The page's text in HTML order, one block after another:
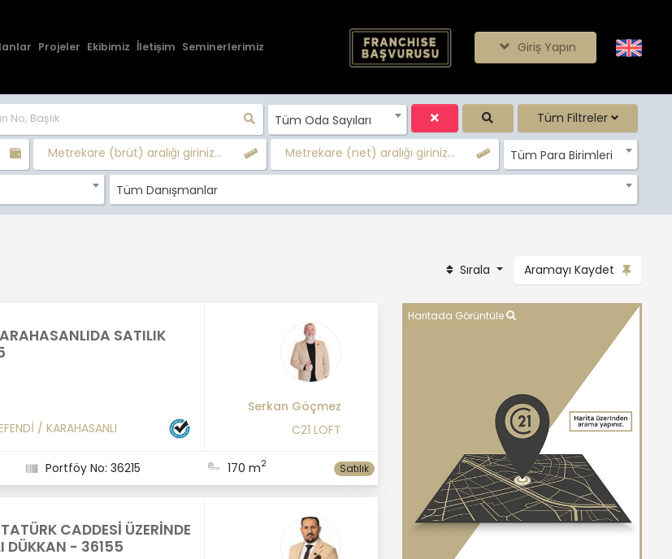
Projeler Ekibimiz İletişim Seminerlerimiz Giriş Yapın
Tüm Oda Sayıları Tüm Filtreler
Metrekare (brüt) aralığı giriniz... Metrekare (net) aralığı giriniz... Tüm Para Birimleri
Tüm Danışmanlar
Sırala Aramayı Kaydet
SATILIK
/ KARAHASANLI
Serkan Göçmez
C21 LOFT
Portföy No: 36215 170 m2 Satılık
CADDESİ ÜZERİNDE
DÜKKAN - 36155
Haritada Görüntüle